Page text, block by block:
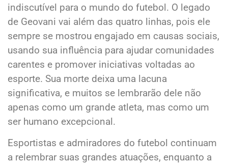
indiscutível para o mundo do futebol. O legado
de Geovani vai além das quatro linhas, pois ele
sempre se mostrou engajado em causas sociais,
usando sua influência para ajudar comunidades
carentes e promover iniciativas voltadas ao
esporte. Sua morte deixa uma lacuna
significativa, e muitos se lembrarão dele não
apenas como um grande atleta, mas como um
ser humano excepcional.
Esportistas e admiradores do futebol continuam
a relembrar suas grandes atuações, enquanto a